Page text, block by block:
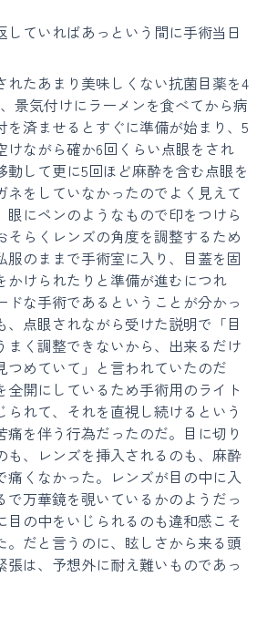
していればあっという間に手術当日
れたあまり美味しくない抗菌目薬を4
景気付けにラーメンを食べてから病
を済ませるとすぐに準備が始まり、5
けながら確か6回くらい点眼をされ
動して更に5回ほど麻酔を含む点眼を
ネをしていなかったのでよく見えて
眼にペンのようなもので印をつけら
そらくレンズの角度を調整するため
服のままで手術室に入り、目蓋を固
かけられたりと準備が進むにつれ
ドな手術であるということが分かっ
、点眼されながら受けた説明で「目
まく調整できないから、出来るだけ
つめていて」と言われていたのだ
全開にしているため手術用のライト
られて、それを直視し続けるという
痛を伴う行為だったのだ。目に切り
も、レンズを挿入されるのも、麻酔
痛くなかった。レンズが目の中に入
で万華鏡を覗いているかのようだっ
目の中をいじられるのも違和感こそ
。だと言うのに、眩しさから来る頭
張は、予想外に耐え難いものであっ